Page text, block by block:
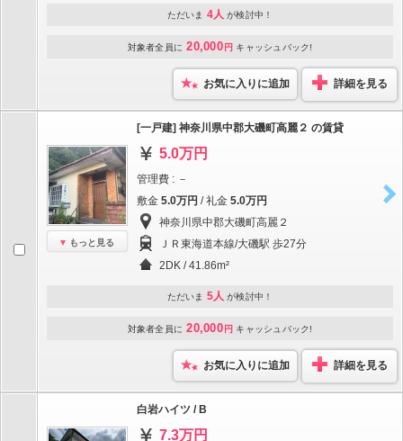
ただいま 4人 が検討中！
対象者全員に 20,000 円 キャッシュバック!
お気に入りに追加 詳細を見る
もっと見る
[一戸建] 神奈川県中郡大磯町高麗２ の賃貸
5.0万円
管理費 : －
敷金 5.0万円 / 礼金 5.0万円
神奈川県中郡大磯町高麗２
ＪＲ東海道本線/大磯駅 歩27分
2DK / 41.86m²
ただいま 5人 が検討中！
対象者全員に 20,000 円 キャッシュバック!
お気に入りに追加 詳細を見る
白岩ハイツ / B
7.3万円